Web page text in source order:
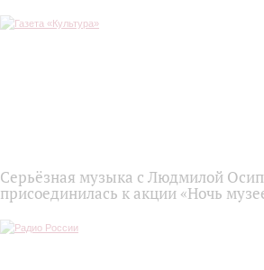
Серьёзная музыка с Людмилой
присоединилась к акции «Ночь